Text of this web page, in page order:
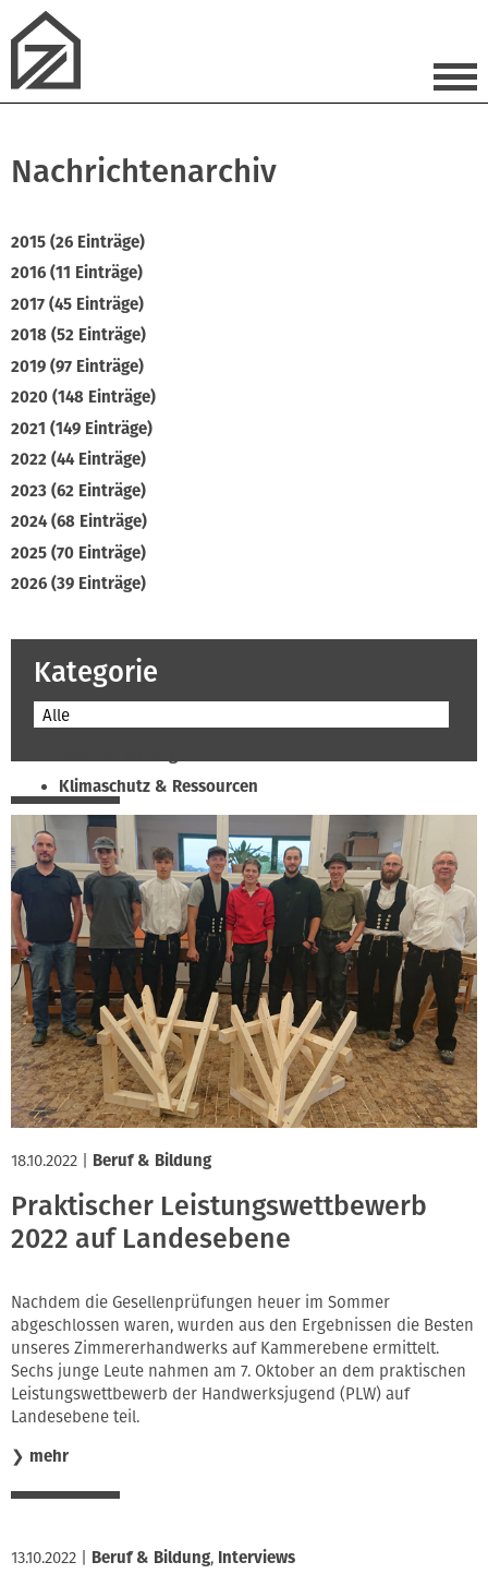
Nachrichtenarchiv
2015 (26 Einträge)
2016 (11 Einträge)
2017 (45 Einträge)
2018 (52 Einträge)
2019 (97 Einträge)
2020 (148 Einträge)
2021 (149 Einträge)
2022 (44 Einträge)
2023 (62 Einträge)
2024 (68 Einträge)
2025 (70 Einträge)
2026 (39 Einträge)
Kategorie
Alle
Klimaschutz & Ressourcen
Normen & Fachregeln
Prävention & Arbeitsschutz
Recht & Wirtschaft
Soziales & Tarifpolitik
Verband & Innungen
Interviews
Innung
18.10.2022 Beruf & Bildung
Praktischer Leistungswettbewerb
2022 auf Landesebene
Nachdem die Gesellenprüfungen heuer im Sommer
abgeschlossen waren, wurden aus den Ergebnissen die Besten
unseres Zimmererhandwerks auf Kammerebene ermittelt.
Sechs junge Leute nahmen am 7. Oktober an dem praktischen
Leistungswettbewerb der Handwerksjugend (PLW) auf
Landesebene teil.
❯ mehr
13.10.2022 Beruf & Bildung, Interviews